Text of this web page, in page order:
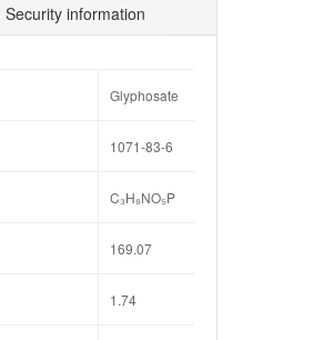
44-1
99-4
Security information
Glyphosate
1071-83-6
C₃H₈NO₅P
169.07
1.74